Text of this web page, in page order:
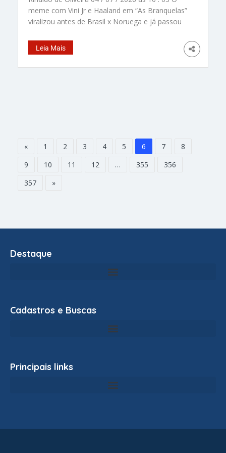
meme com Vini Jr e Haaland em “As Branquelas”
viralizou antes de Brasil x Noruega e já passou
reprodução/ Instagram/ @stayhumblecentral É
muito engraçado mesmo! Um meme de Vini Jr e
Haaland inspirado no filme “As Branquelas” já
Leia Mais
« 1 2 3 4 5 6 7
8
9
10 11 12 … 355
356
357
»
Destaque
Cadastros e Buscas
Principais links